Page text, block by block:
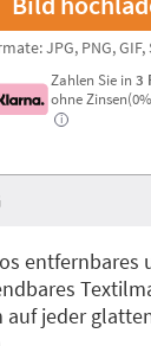
JPG, PNG, GIF,
Zahlen Sie in 3
ohne
i
entfernbares
auf jeder